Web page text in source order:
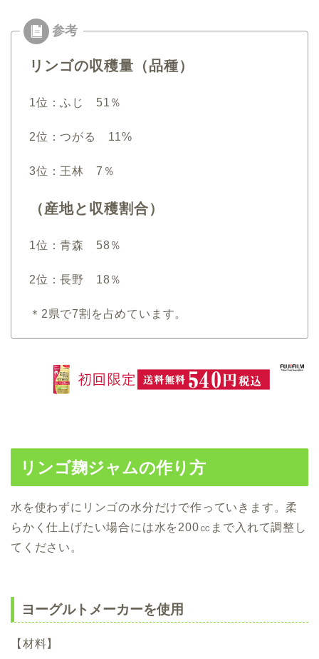
リンゴの収穫量（品種）
1位：ふじ 51％
2位：つがる 11%
3位：王林 7％
（産地と収穫割合）
1位：青森 58％
2位：長野 18％
＊2県で7割を占めています。
リンゴ麹ジャムの作り方
水を使わずにリンゴの水分だけで作っていきます。柔
らかく仕上げたい場合には水を200㏄まで入れて調整し
てください。
ヨーグルトメーカーを使用
【材料】